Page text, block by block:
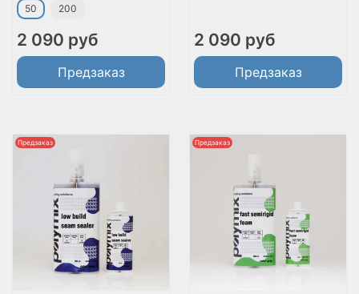
50 200
2 090 руб
Предзаказ
2 090 руб
Предзаказ
Предзаказ Предзаказ